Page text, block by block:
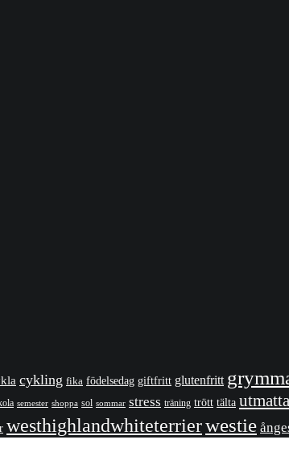
cykling fika födelsedag giftfritt glutenfritt
semester shoppa sol sommar stress träning trött tälta
westhighlandwhiteterrierwestie